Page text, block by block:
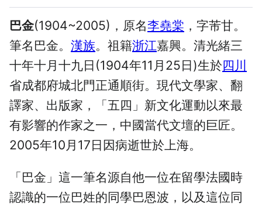
巴金(1904~2005)，原名李堯棠 ，字芾甘。
筆名巴金。 漢族。祖籍浙江嘉興。清光緒三
十年十月十九日(1904年11月25日)生於四川
省成都府城北門正通順街。現代文學家、翻
譯家、出版家，「五四」新文化運動以來最
有影響的作家之一，中國當代文壇的巨匠。
2005年10月17日因病逝世於上海。
「巴金」這一筆名源自他一位在留學法國時
認識的一位巴姓的同學巴恩波，以及這位同